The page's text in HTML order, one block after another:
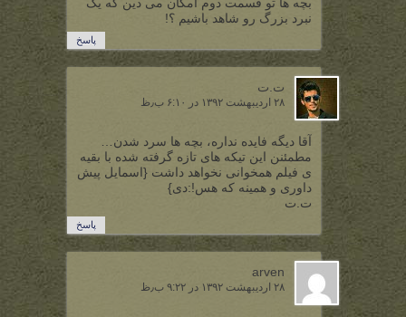
نبرد بزرگ رو شاهد باشیم ؟!
پاسخ
ت.ت
۲۸ اردیبهشت ۱۳۹۲ در ۶:۱۰ ب٫ظ
آقا دیگه فایده نداره، بچه ها سرد شدن…
مطمئنن این تیکه های تازه گرفته شده با بقیه
ی فیلم همخوانی نخواهد داشت {اسمایل پیش
داوری و همینه که هس!:دی}
ت.ت
پاسخ
arven
۲۸ اردیبهشت ۱۳۹۲ در ۹:۲۲ ب٫ظ